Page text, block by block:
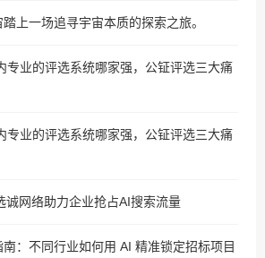
踏上一场追寻宇宙本质的探索之旅。
专业的评选系统哪家强，公钲评选三大痛
专业的评选系统哪家强，公钲评选三大痛
诚网络助力企业抢占AI搜索流量
：不同行业如何用 AI 精准锁定招标项目